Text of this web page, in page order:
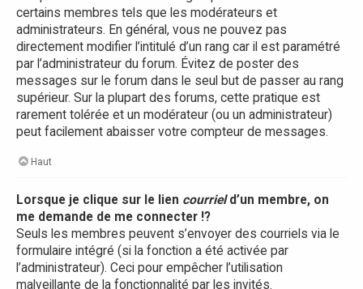
certains membres tels que les modérateurs et
administrateurs. En général, vous ne pouvez pas
directement modifier l’intitulé d’un rang car il est paramétré
par l’administrateur du forum. Évitez de poster des
messages sur le forum dans le seul but de passer au rang
supérieur. Sur la plupart des forums, cette pratique est
rarement tolérée et un modérateur (ou un administrateur)
peut facilement abaisser votre compteur de messages.
Haut
Lorsque je clique sur le lien courrield’un membre, on
me demande de me connecter !?
Seuls les membres peuvent s’envoyer des courriels via le
formulaire intégré (si la fonction a été activée par
l’administrateur). Ceci pour empêcher l’utilisation
malveillante de la fonctionnalité par les invités.